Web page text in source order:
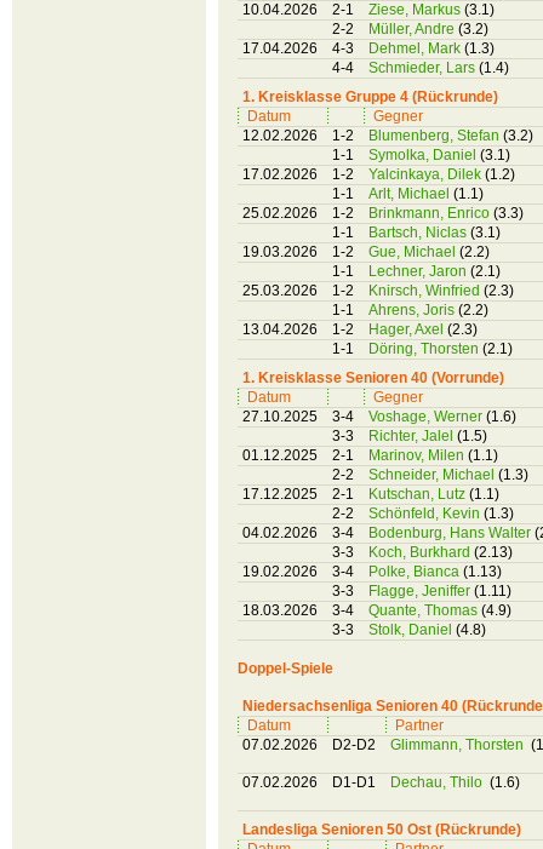
10.04.2026
2-1 Ziese, Markus (3.1)
2-2
Müller, Andre (3.2)
17.04.2026
4-3 Dehmel, Mark (1.3)
4-4
Schmieder, Lars (1.4)
1. Kreisklasse Gruppe 4 (Rückrunde)
Datum
Gegner
12.02.2026
1-2 Blumenberg, Stefan (3.2)
1-1
Symolka, Daniel (3.1)
17.02.2026
1-2 Yalcinkaya, Dilek (1.2)
1-1
Arlt, Michael (1.1)
25.02.2026
1-2 Brinkmann, Enrico (3.3)
1-1
Bartsch, Niclas (3.1)
19.03.2026
1-2 Gue, Michael (2.2)
1-1
Lechner, Jaron (2.1)
25.03.2026
1-2 Knirsch, Winfried (2.3)
1-1
Ahrens, Joris (2.2)
13.04.2026
1-2 Hager, Axel (2.3)
1-1
Döring, Thorsten (2.1)
1. Kreisklasse Senioren 40 (Vorrunde)
Datum
Gegner
27.10.2025
3-4 Voshage, Werner (1.6)
3-3
Richter, Jalel (1.5)
01.12.2025
2-1 Marinov, Milen (1.1)
2-2
Schneider, Michael (1.3)
17.12.2025
2-1 Kutschan, Lutz (1.1)
2-2
Schönfeld, Kevin (1.3)
04.02.2026
3-4 Bodenburg, Hans Walter
3-3
Koch, Burkhard (2.13)
19.02.2026
3-4 Polke, Bianca (1.13)
3-3
Flagge, Jeniffer (1.11)
18.03.2026
3-4 Quante, Thomas (4.9)
3-3
Stolk, Daniel (4.8)
Doppel-Spiele
Niedersachsenliga Senioren 40
Datum
Partner
07.02.2026
D2-D2 Glimmann, Thorsten
07.02.2026 D1-D1 Dechau, Thilo (1.6)
Landesliga Senioren 50 Ost (Rückrunde)